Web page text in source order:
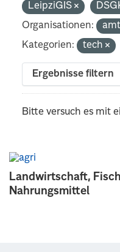
Landwirtschaft,
Nahrungsmittel
LeipziGIS
Organisationen:
Kategorien:
tech
Ergebnisse filtern
Bitte versuch es mit